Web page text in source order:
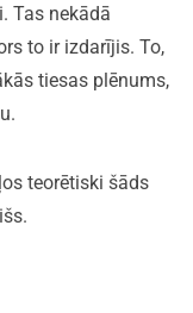
Tas nekādā
to ir izdarījis. To,
tiesas plēnums,
teorētiski šāds